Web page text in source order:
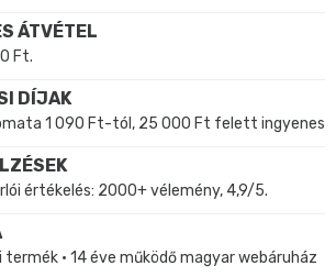
ÁTVÉTEL
Ft.
DÍJAK
1 090 Ft-tól, 25 000 Ft felett ingyenes
értékelés: 2000+ vélemény, 4,9/5.
termék • 14 éve működő magyar webáruház